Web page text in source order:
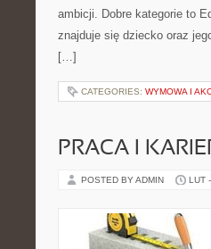
ambicji. Dobre kategorie to
znajduje się dziecko oraz
[…]
CATEGORIES: WYMOWA I
PRACA I
POSTED BY ADMIN LUT